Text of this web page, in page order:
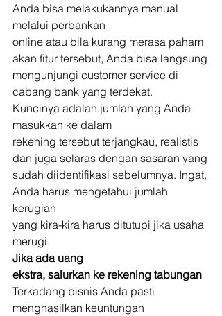
Anda bisa melakukannya manual
melalui perbankan
online atau bila kurang merasa paham
akan fitur tersebut, Anda bisa langsung
mengunjungi customer service di
cabang bank yang terdekat.
Kuncinya adalah jumlah yang Anda
masukkan ke dalam
rekening tersebut terjangkau, realistis
dan juga selaras dengan sasaran yang
sudah diidentifikasi sebelumnya. Ingat,
Anda harus mengetahui jumlah
kerugian
yang kira-kira harus ditutupi jika usaha
merugi.
Jika ada uang
ekstra, salurkan ke rekening tabungan
Terkadang bisnis Anda pasti
menghasilkan keuntungan